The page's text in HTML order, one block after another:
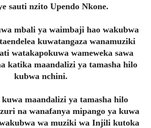
sauti nzito Upendo Nkone.
mbali ya waimbaji hao wakubwa
kuwatangaza wanamuziki
watakapokuwa wameweka sawa
katika maandalizi ya tamasha hilo
kubwa nchini.
kuwa maandalizi ya tamasha hilo
na wanafanya mipango ya kuwa
wa muziki wa Injili kutoka